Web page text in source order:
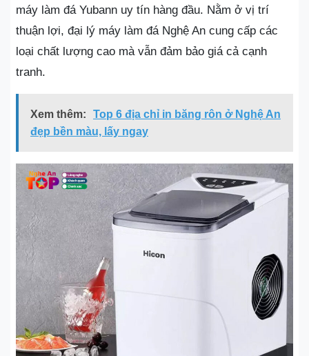
máy làm đá Yubann uy tín hàng đầu. Nằm ở vị trí
thuận lợi, đại lý máy làm đá Nghệ An cung cấp các
loại chất lượng cao mà vẫn đảm bảo giá cả cạnh
tranh.
Xem thêm:
Top 6 địa chỉ in băng rôn ở Nghệ An
đẹp bền màu, lấy ngay